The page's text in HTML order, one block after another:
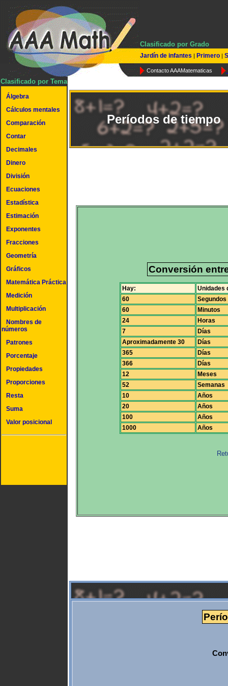
Clasificado por Grado
Jardín de infantes | Primero |
Contacto AAAMatematicas
Clasificado por Tema
Álgebra
Cálculos mentales
Comparación
Contar
Decimales
Dinero
División
Ecuaciones
Estadística
Estimación
Exponentes
Fracciones
Geometría
Gráficos
Matemática Práctica
Medición
Multiplicación
Nombres de
números
Patrones
Porcentaje
Propiedades
Proporciones
Resta
Suma
Valor posicional
Períodos de tiempo
Conversión
Hay:
Unidades
60
Segundos
60
Minutos
24
Horas
7
Días
Aproximadamente 30
Días
365
Días
366
Días
12
Meses
52
Semanas
10
Años
20
Años
100
Años
1000
Años